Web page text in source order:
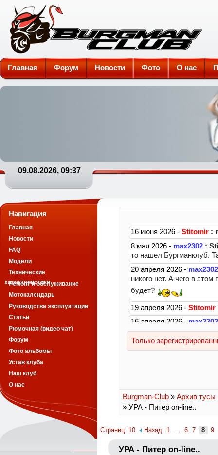
Burgman-Club
Главная Форум Новости Фото О нас
09.08.2026, 09:37
Burgman-Club » Архив тусы
» УРА - Питер on-line..
Страниц: 10 Назад 1 ... 6 7 8 9
УРА - Питер on-line..
Навигация
Главная
Новости
FAQ
Модели
Технические
характеристики
Ремонт и обслуживание
Мотокалендарь
Руководства эксплуатации
Статьи
Рюмочная (видео чат)
Форум
Фото альбомы
Устав клуба
Наш клуб
О нас